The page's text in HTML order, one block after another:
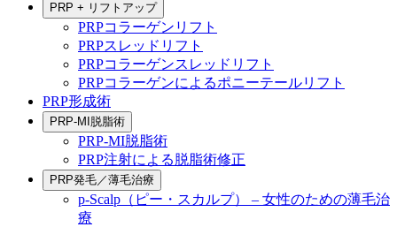
PRP + リフトアップ
PRPコラーゲンリフト
PRPスレッドリフト
PRPコラーゲンスレッドリフト
PRPコラーゲンによるポニーテールリフト
PRP形成術
PRP-MI脱脂術
PRP-MI脱脂術
PRP注射による脱脂術修正
PRP発毛／薄毛治療
p-Scalp（ピー・スカルプ） – 女性のための薄毛治
療